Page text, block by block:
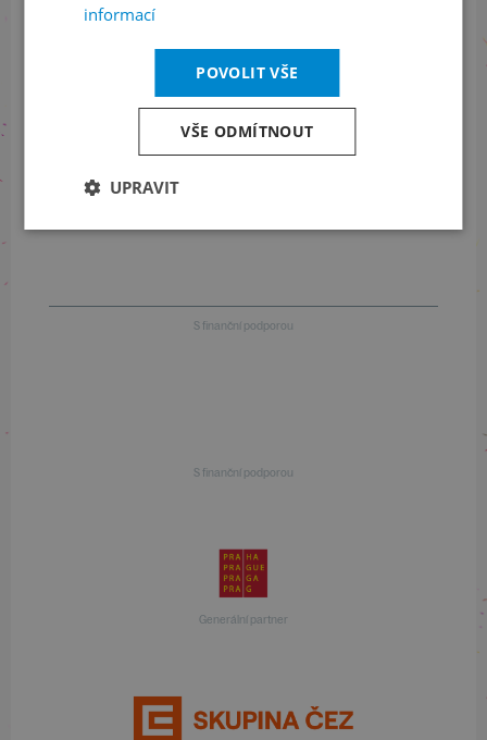
Informace o stavu objednávek
+420 461 049 232
S finanční podporou
S finanční podporou
Generální partner
informací
POVOLIT VŠE
VŠE ODMÍTNOUT
UPRAVIT